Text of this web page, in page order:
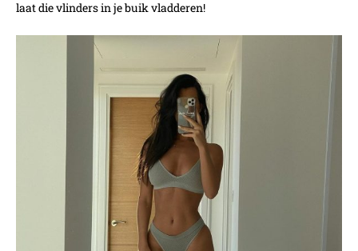
laat die vlinders in je buik vladderen!